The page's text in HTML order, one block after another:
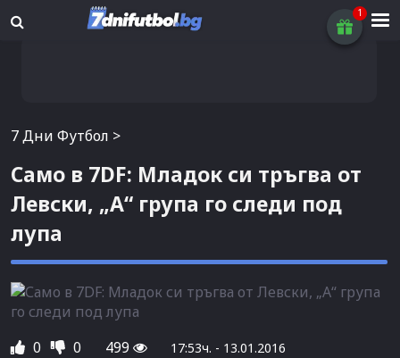
7 Дни Футбол >
Само в 7DF: Младок си тръгва от
Левски, „А“ група го следи под
лупа
0 0 499 17:53ч. - 13.01.2016